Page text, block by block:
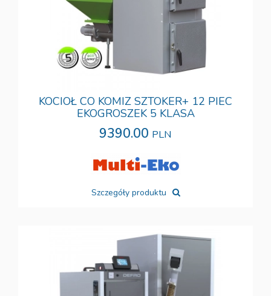
KOCIOŁ CO KOMIZ SZTOKER+ 12 PIEC
EKOGROSZEK 5 KLASA
9390.00 PLN
Szczegóły produktu